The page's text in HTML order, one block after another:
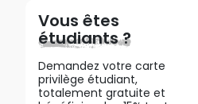
Vous êtes
étudiants ?
Demandez votre carte
privilège étudiant,
totalement gratuite et